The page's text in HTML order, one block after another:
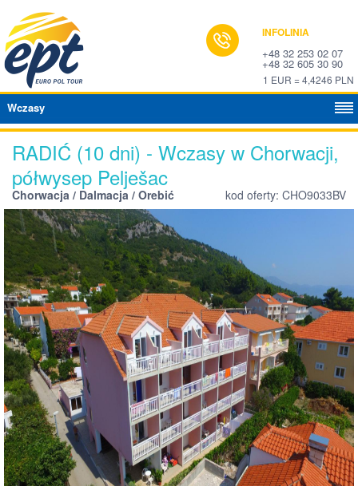
INFOLINIA
+48 32 253 02 07
+48 32 605 30 90
1 EUR = 4,4246 PLN
Wczasy
RADIĆ (10 dni) - Wczasy w Chorwacji,
półwysep Pelješac
Chorwacja / Dalmacja / Orebić kod oferty: CHO9033BV